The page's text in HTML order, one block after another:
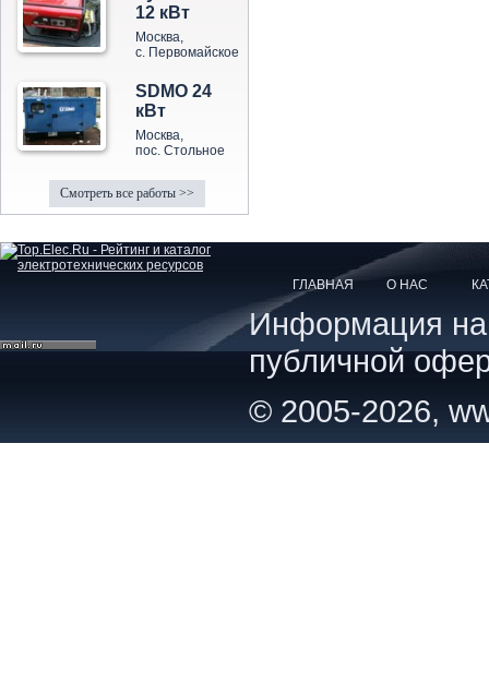
12 кВт
Москва,
с. Первомайское
SDMO 24
кВт
Москва,
пос. Стольное
Смотреть все работы >>
ГЛАВНАЯ О НАС
Информация на
публичной
© 2005-2026,